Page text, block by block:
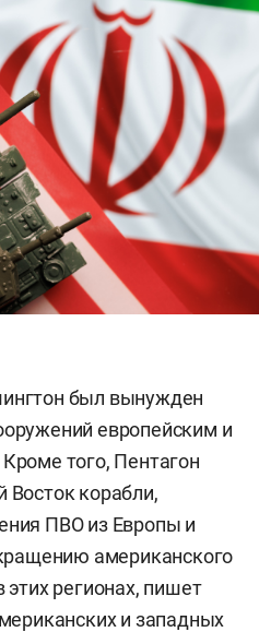
был вынужден
европейским и
того, Пентагон
Восток корабли,
ПВО из Европы и
американского
этих регионах, пишет
и западных